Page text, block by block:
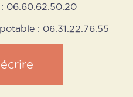
06.60.62.50.20
: 06.31.22.76.55